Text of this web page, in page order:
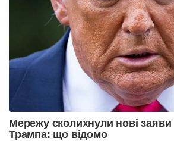
Мережу сколихнули нові
Трампа: що відомо